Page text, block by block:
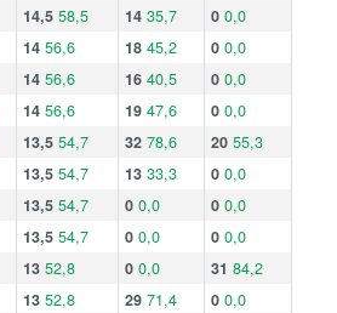
14,5 58,5 14 35,7 0 0,0
14 56,6 18 45,2 0 0,0
14 56,6 16 40,5 0 0,0
14 56,6 19 47,6 0 0,0
13,5 54,7 32 78,6 20 55,3
13,5 54,7 13 33,3 0 0,0
13,5 54,7 0 0,0 0 0,0
13,5 54,7 0 0,0 0 0,0
13 52,8 0 0,0 31 84,2
13 52,8 29 71,4 0 0,0